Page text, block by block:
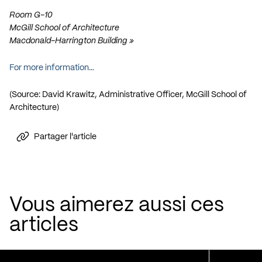
Room G-10
McGill School of Architecture
Macdonald-Harrington Building »
For more information…
(Source: David Krawitz, Administrative Officer, McGill School of
Architecture)
Partager l'article
Vous aimerez aussi ces
articles